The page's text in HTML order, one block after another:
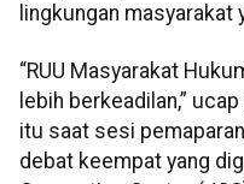
lingkungan masyarakat
“RUU Masyarakat
lebih berkeadilan,”
itu saat sesi
debat keempat yang